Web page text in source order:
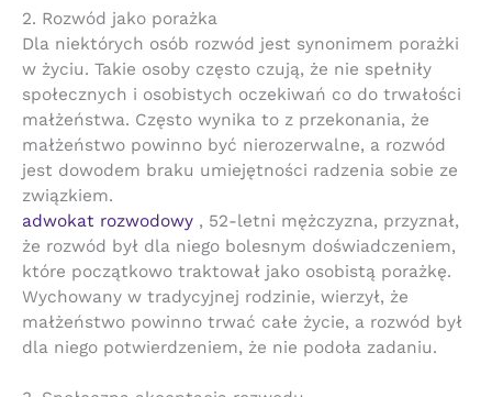
2. Rozwód jako porażka
Dla niektórych osób rozwód jest synonimem porażki
w życiu. Takie osoby często czują, że nie spełniły
społecznych i osobistych oczekiwań co do trwałości
małżeństwa. Często wynika to z przekonania, że ​​
małżeństwo powinno być nierozerwalne, a rozwód
jest dowodem braku umiejętności radzenia sobie ze
związkiem.
adwokat rozwodowy , 52-letni mężczyzna, przyznał,
że rozwód był dla niego bolesnym doświadczeniem,
które początkowo traktował jako osobistą porażkę.
Wychowany w tradycyjnej rodzinie, wierzył, że
małżeństwo powinno trwać całe życie, a rozwód był
dla niego potwierdzeniem, że nie podoła zadaniu.